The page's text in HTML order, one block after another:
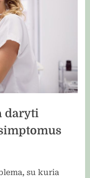
daryti
su kuria